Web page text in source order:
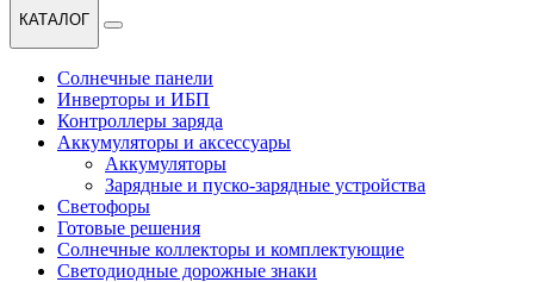
КАТАЛОГ
Солнечные панели
Инверторы и ИБП
Контроллеры заряда
Аккумуляторы и аксессуары
Аккумуляторы
Зарядные и пуско-зарядные устройства
Светофоры
Готовые решения
Солнечные коллекторы и комплектующие
Светодиодные дорожные знаки